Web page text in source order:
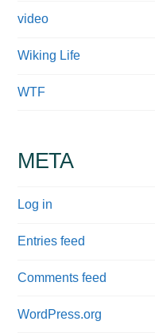
video
Wiking Life
WTF
META
Log in
Entries feed
Comments feed
WordPress.org